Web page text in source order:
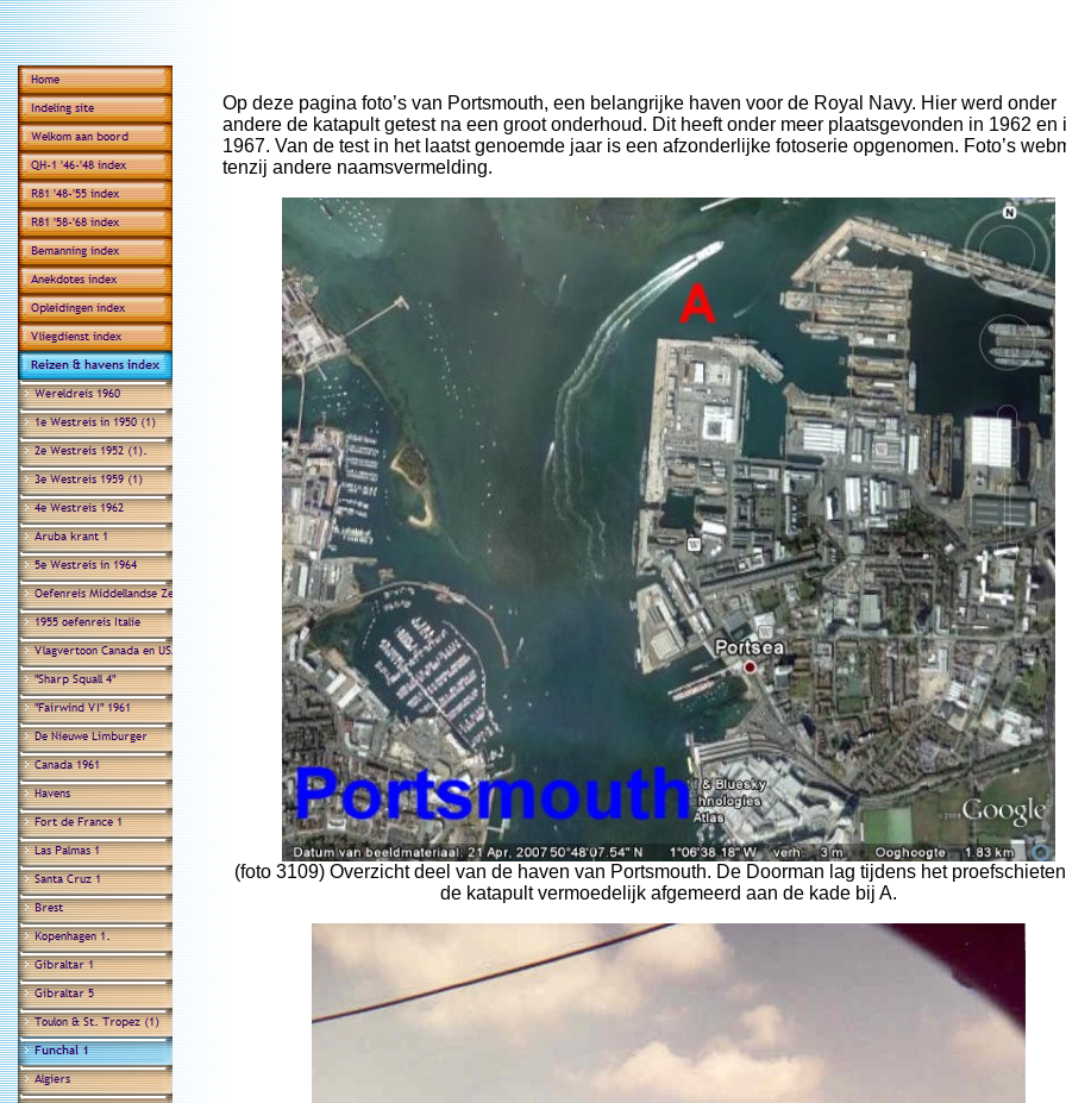
Op deze pagina foto’s van Portsmouth, een belangrijke haven voor de Royal Navy. Hier werd onder
andere de katapult getest na een groot onderhoud. Dit heeft onder meer plaatsgevonden in 1962 en
1967. Van de test in het laatst genoemde jaar is een afzonderlijke fotoserie opgenomen. Foto’s
tenzij andere naamsvermelding.
(foto 3109) Overzicht deel van de haven van Portsmouth. De Doorman lag tijdens het
de katapult vermoedelijk afgemeerd aan de kade bij A.